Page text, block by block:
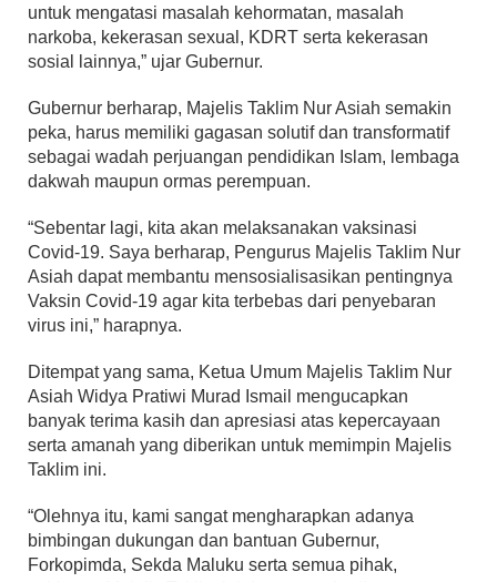
untuk mengatasi masalah kehormatan, masalah
narkoba, kekerasan sexual, KDRT serta kekerasan
sosial lainnya,” ujar Gubernur.
Gubernur berharap, Majelis Taklim Nur Asiah semakin
peka, harus memiliki gagasan solutif dan transformatif
sebagai wadah perjuangan pendidikan Islam, lembaga
dakwah maupun ormas perempuan.
“Sebentar lagi, kita akan melaksanakan vaksinasi
Covid-19. Saya berharap, Pengurus Majelis Taklim Nur
Asiah dapat membantu mensosialisasikan pentingnya
Vaksin Covid-19 agar kita terbebas dari penyebaran
virus ini,” harapnya.
Ditempat yang sama, Ketua Umum Majelis Taklim Nur
Asiah Widya Pratiwi Murad Ismail mengucapkan
banyak terima kasih dan apresiasi atas kepercayaan
serta amanah yang diberikan untuk memimpin Majelis
Taklim ini.
“Olehnya itu, kami sangat mengharapkan adanya
bimbingan dukungan dan bantuan Gubernur,
Forkopimda, Sekda Maluku serta semua pihak,